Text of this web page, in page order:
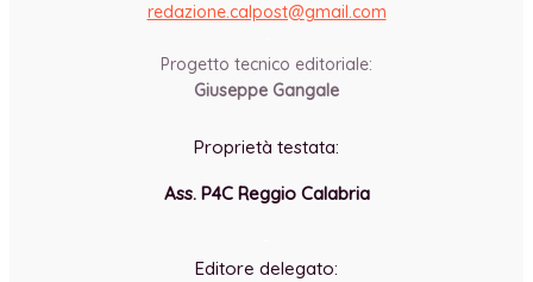
redazione.calpost@gmail.com
Progetto tecnico editoriale:
Giuseppe Gangale
Proprietà testata:
Ass. P4C Reggio Calabria
Editore delegato: